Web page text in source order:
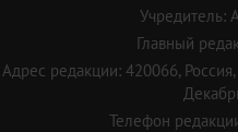
Главный
Адрес редакции: 420066, Россия,
Телефон